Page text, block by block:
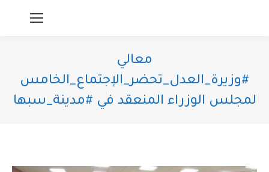
معالي
#وزيرة_العدل_تحضر_الإجتماع_الخامس
لمجلس الوزراء المنعقد في #مدينة_سبها